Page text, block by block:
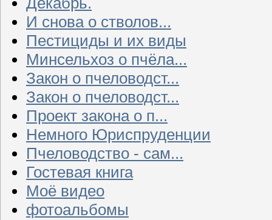
И снова о стволов...
Пестициды и их виды
Минсельхоз о пчёла...
Закон о пчеловодст...
Закон о пчеловодст...
Проект закона о п...
Немного Юриспруденции
Пчеловодство - сам...
Гостевая книга
Моё видео
фотоальбомы